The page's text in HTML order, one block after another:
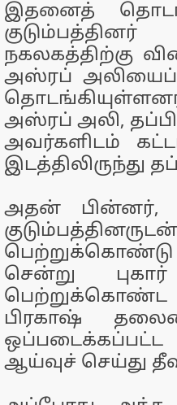
இதனைத்
நகலகத்திற்கு
அஸ்ரப் அலியைப்
அஸ்ரப் அலி,
அவர்களிடம்
இடத்திலிருந்து
அதன் பின்னர்,
சென்று
பிரகாஷ்
ஆய்வுச் செய்து